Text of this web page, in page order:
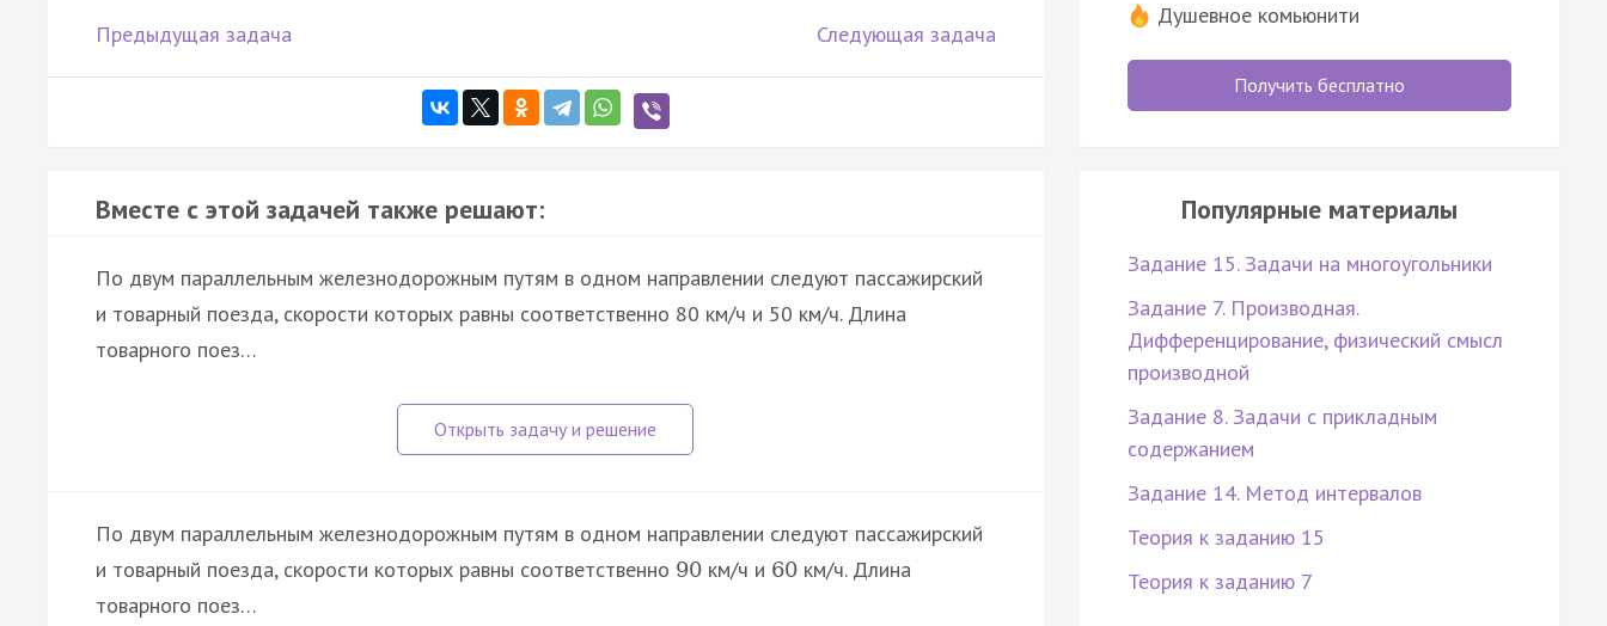
Предыдущая задача Следующая задача
Вместе с этой задачей также решают:
По двум параллельным железнодорожным путям в одном направлении следуют пассажирский
и товарный поезда, скорости которых равны соответственно 80 км/ч и 50 км/ч. Длина
товарного поез…
По двум параллельным железнодорожным путям в одном направлении следуют пассажирский
и товарный поезда, скорости которых равны соответственно 90 км/ч и 60 км/ч. Длина
товарного поез…
Душевное комьюнити
Получить бесплатно
Популярные материалы
Задание 15. Задачи на многоугольники
Задание 7. Производная.
Дифференцирование, физический смысл
производной
Задание 8. Задачи с прикладным
содержанием
Задание 14. Метод интервалов
Теория к заданию 15
Теория к заданию 7